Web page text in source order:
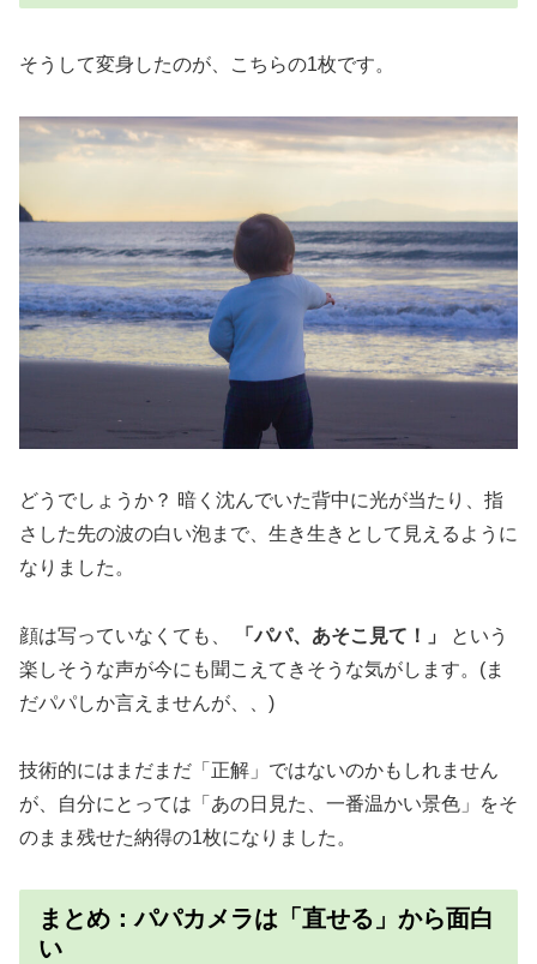
そうして変身したのが、こちらの1枚です。
どうでしょうか？ 暗く沈んでいた背中に光が当たり、指
さした先の波の白い泡まで、生き生きとして見えるように
なりました。
顔は写っていなくても、 「パパ、あそこ見て！」
という
楽しそうな声が今にも聞こえてきそうな気がします。(ま
だパパしか言えませんが、、)
技術的にはまだまだ「正解」ではないのかもしれません
が、自分にとっては「あの日見た、一番温かい景色」をそ
のまま残せた納得の1枚になりました。
まとめ：パパカメラは「直せる」から面白
い